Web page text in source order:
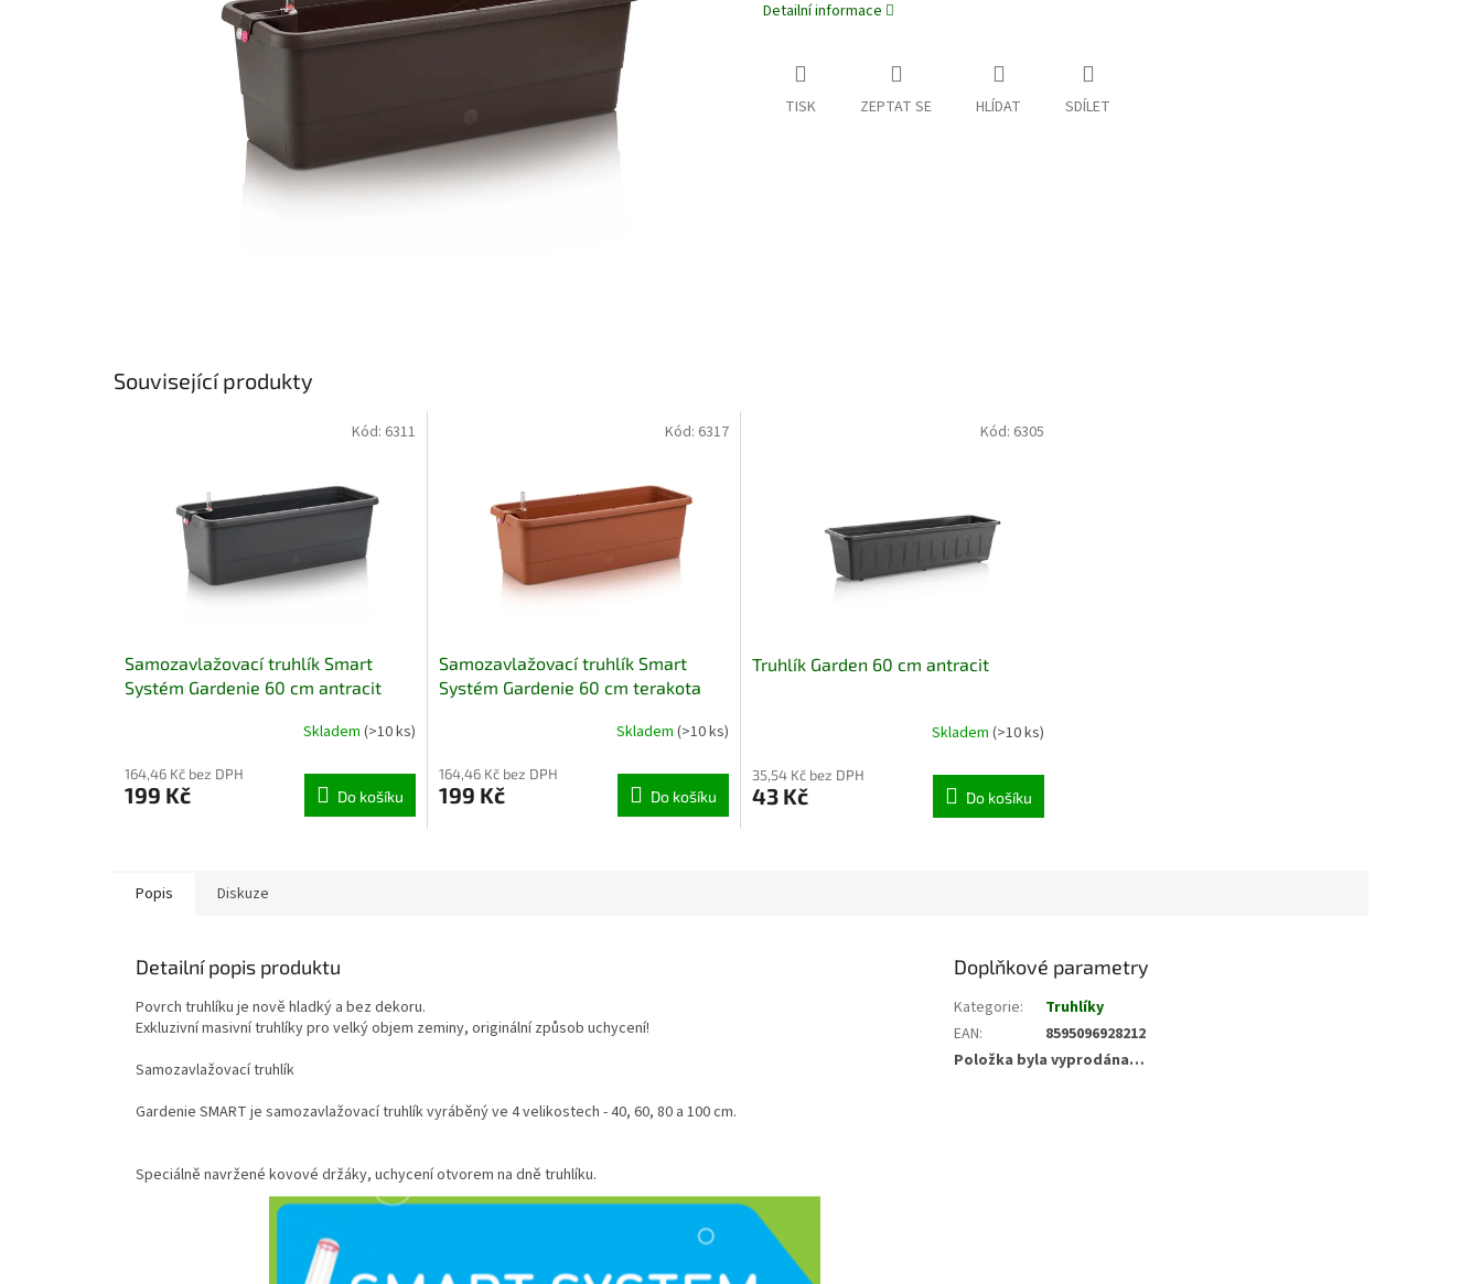
Detailní informace
TISK ZEPTAT SE HLÍDAT SDÍLET
Související produkty
Samozavlažovací truhlík Smart
Systém Gardenie 60 cm antracit
Skladem (>10 ks)
164,46 Kč bez DPH
199 Kč Do košíku
Kód: 6311
Samozavlažovací truhlík Smart
Systém Gardenie 60 cm terakota
Skladem (>10 ks)
164,46 Kč bez DPH
199 Kč Do košíku
Kód: 6317
Truhlík Garden 60 cm antracit
Skladem (>10 ks)
35,54 Kč bez DPH
43 Kč Do košíku
Kód: 6305
Popis Diskuze
Detailní popis produktu
Povrch truhlíku je nově hladký a bez dekoru.
Exkluzivní masivní truhlíky pro velký objem zeminy, originální způsob uchycení!
Samozavlažovací truhlík
Gardenie SMART je samozavlažovací truhlík vyráběný ve 4 velikostech - 40, 60, 80 a 100 cm.
Speciálně navržené kovové držáky, uchycení otvorem na dně truhlíku.
Doplňkové parametry
Kategorie:
Truhlíky
EAN:
8595096928212
Položka byla vyprodána…